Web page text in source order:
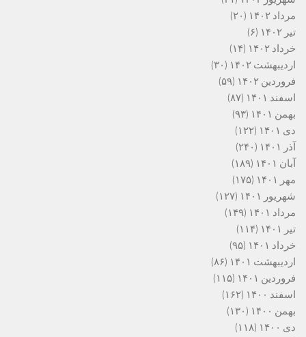
مرداد ۱۴۰۲
(۲۰)
تیر ۱۴۰۲
(۶)
خرداد ۱۴۰۲
(۱۴)
اردیبهشت ۱۴۰۲
(۳۰)
فروردین ۱۴۰۲
(۵۹)
اسفند ۱۴۰۱
(۸۷)
بهمن ۱۴۰۱
(۹۳)
دی ۱۴۰۱
(۱۲۲)
آذر ۱۴۰۱
(۲۴۰)
آبان ۱۴۰۱
(۱۸۹)
مهر ۱۴۰۱
(۱۷۵)
شهریور ۱۴۰۱
(۱۲۷)
مرداد ۱۴۰۱
(۱۴۹)
تیر ۱۴۰۱
(۱۱۴)
خرداد ۱۴۰۱
(۹۵)
اردیبهشت ۱۴۰۱
(۸۶)
فروردین ۱۴۰۱
(۱۱۵)
اسفند ۱۴۰۰
(۱۶۲)
بهمن ۱۴۰۰
(۱۳۰)
دی ۱۴۰۰
(۱۱۸)